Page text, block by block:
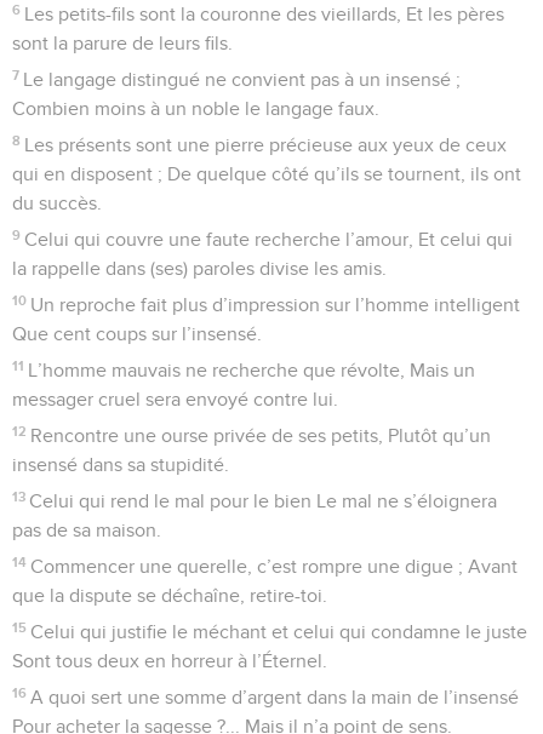
6 Les petits-fils sont la couronne des vieillards, Et les pères
sont la parure de leurs fils.
7 Le langage distingué ne convient pas à un insensé ;
Combien moins à un noble le langage faux.
8 Les présents sont une pierre précieuse aux yeux de ceux
qui en disposent ; De quelque côté qu’ils se tournent, ils ont
du succès.
9 Celui qui couvre une faute recherche l’amour, Et celui qui
la rappelle dans (ses) paroles divise les amis.
10 Un reproche fait plus d’impression sur l’homme intelligent
Que cent coups sur l’insensé.
11 L’homme mauvais ne recherche que révolte, Mais un
messager cruel sera envoyé contre lui.
12 Rencontre une ourse privée de ses petits, Plutôt qu’un
insensé dans sa stupidité.
13 Celui qui rend le mal pour le bien Le mal ne s’éloignera
pas de sa maison.
14 Commencer une querelle, c’est rompre une digue ; Avant
que la dispute se déchaîne, retire-toi.
15 Celui qui justifie le méchant et celui qui condamne le juste
Sont tous deux en horreur à l’Éternel.
16 A quoi sert une somme d’argent dans la main de l’insensé
Pour acheter la sagesse ?... Mais il n’a point de sens.